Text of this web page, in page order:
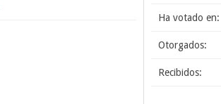
Ha votado en:
Otorgados:
Recibidos: